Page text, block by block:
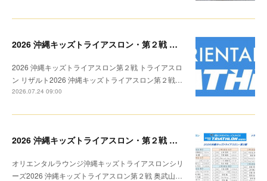
2026 沖縄キッズトライアスロン・第２戦 リザルト
2026 沖縄キッズトライアスロン第２戦 トライアスロ
ン リザルト2026 沖縄キッズトライアスロン第２戦…
2026.07.24 09:00
2026 沖縄キッズトライアスロン・第２戦 トライアスロン リザルト
オリエンタルラウンジ沖縄キッズトライアスロンシリ
ーズ2026 沖縄キッズトライアスロン第２戦 奥武山…